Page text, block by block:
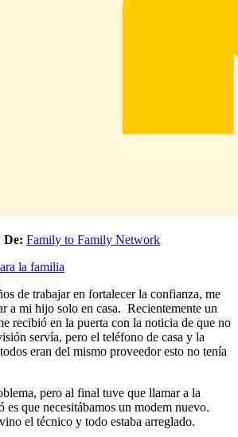
De: Family to Family Network
la familia
de trabajar en fortalecer la confianza, me
a mi hijo solo en casa. Recientemente un
recibió en la puerta con la noticia de que no
servía, pero el teléfono de casa y la
eran del mismo proveedor esto no tenía
pero al final tuve que llamar a la
es que necesitábamos un modem nuevo.
el técnico y todo estaba arreglado.